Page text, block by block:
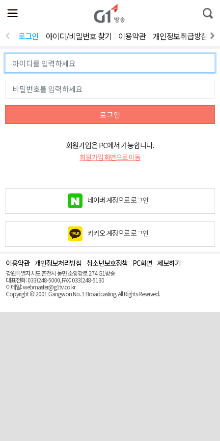
전
체
뉴
열
통
합
색
로그인 아이디/비밀번호 찾기 이용약관 개인정보취급방침
로그인
회원가입은 PC에서 가능합니다.
회원가입 화면으로 이동
네이버 계정으로 로그인
카카오 계정으로 로그인
이용약관 개인정보처리방침 청소년보호정책 PC화면 제보하기
강원특별자치도 춘천시 동면 소양강로 274 G1방송
대표전화: 033)248-5000, FAX: 033)248-5130
이메일: webmaster@g1tv.co.kr
Copyright © 2001 Gangwon No. 1 Broadcasting. All Rights Reserved.